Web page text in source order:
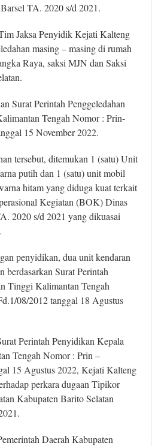
TA. 2020 s/d 2021.
Jaksa Penyidik Kejati Kalteng
masing – masing di rumah
Raya, saksi MJN dan Saksi
Surat Perintah Penggeledahan
Tengah Nomor : Prin-
15 November 2022.
tersebut, ditemukan 1 (satu) Unit
putih dan 1 (satu) unit mobil
hitam yang diduga kuat terkait
Kegiatan (BOK) Dinas
2020 s/d 2021 yang dikuasai
penyidikan, dua unit kendaran
berdasarkan Surat Perintah
Tinggi Kalimantan Tengah
08/2012 tanggal 18 Agustus
Perintah Penyidikan Kepala
Tengah Nomor : Prin –
15 Agustus 2022, Kejati Kalteng
perkara dugaan Tipikor
Kabupaten Barito Selatan
Daerah Kabupaten